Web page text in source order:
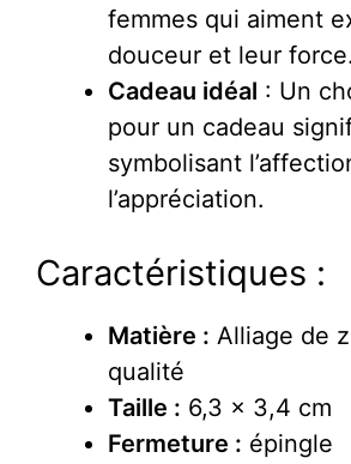
femmes qui aiment
douceur et leur force.
Cadeau idéal : Un
pour un cadeau
symbolisant
l’appréciation.
Caractéristiques :
Matière : Alliage de
qualité
Taille : 6,3 x 3,4 cm
Fermeture : épingle